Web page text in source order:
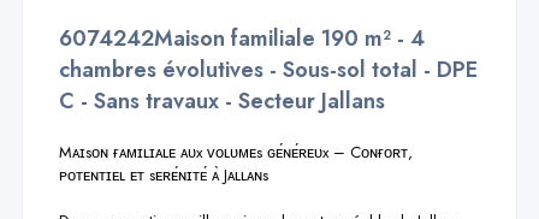
6074242Maison familiale 190 m² - 4
chambres évolutives - Sous-sol total - DPE
C - Sans travaux - Secteur Jallans
Mᴀɪsᴏɴ ғᴀᴍɪʟɪᴀʟᴇ ᴀᴜx ᴠᴏʟᴜᴍᴇs ɢᴇ́ɴᴇ́ʀᴇᴜx – Cᴏɴғᴏʀᴛ,
ᴘᴏᴛᴇɴᴛɪᴇʟ ᴇᴛ sᴇʀᴇ́ɴɪᴛᴇ́ ᴀ̀ Jᴀʟʟᴀɴs